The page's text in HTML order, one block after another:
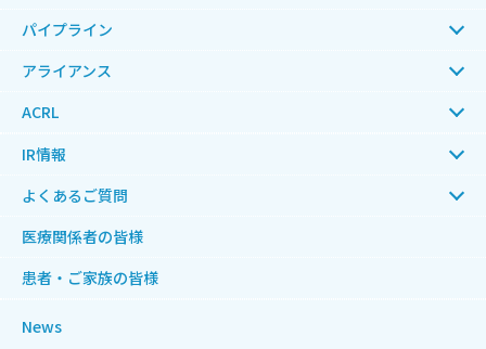
パイプライン
アライアンス
ACRL
IR情報
よくあるご質問
医療関係者の皆様
患者・ご家族の皆様
News